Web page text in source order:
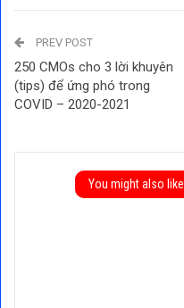
PREV POST
250 CMOs cho 3 lời khuyên
(tips) để ứng phó trong
COVID – 2020-2021
You might also like